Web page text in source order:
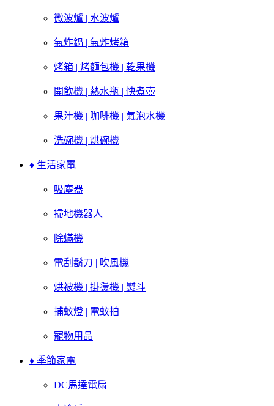
微波爐 | 水波爐
氣炸鍋 | 氣炸烤箱
烤箱 | 烤麵包機 | 乾果機
開飲機 | 熱水瓶 | 快煮壺
果汁機 | 咖啡機 | 氣泡水機
洗碗機 | 烘碗機
♦ 生活家電
吸塵器
掃地機器人
除蟎機
電刮鬍刀 | 吹風機
烘被機 | 掛燙機 | 熨斗
捕蚊燈 | 電蚊拍
寵物用品
♦ 季節家電
DC馬達電扇